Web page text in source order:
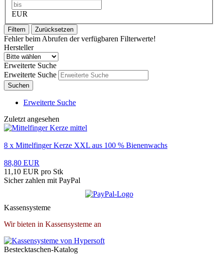
EUR
Filtern Zurücksetzen
Fehler beim Abrufen der verfügbaren Filterwerte!
Hersteller
Erweiterte Suche
Erweiterte Suche
Suchen
Erweiterte Suche
Zuletzt angesehen
8 x Mittelfinger Kerze XXL aus 100 % Bienenwachs
88,80 EUR
11,10 EUR pro Stk
Sicher zahlen mit PayPal
Kassensysteme
Wir bieten in Kassensysteme an
Bestecktaschen-Katalog